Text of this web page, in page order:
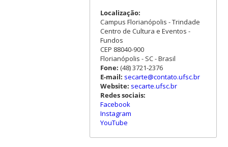
Localização:
Campus Florianópolis - Trindade
Centro de Cultura e Eventos -
Fundos
CEP 88040-900
Florianópolis - SC - Brasil
Fone: (48) 3721-2376
E-mail: secarte@contato.ufsc.br
Website: secarte.ufsc.br
Redes sociais:
Facebook
Instagram
YouTube